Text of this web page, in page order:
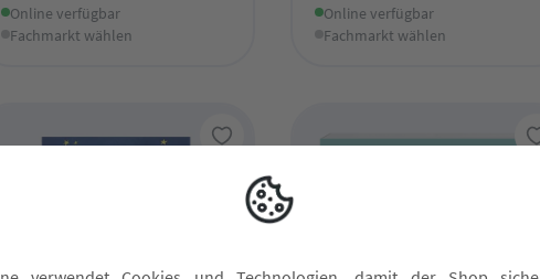
Online verfügbar
Fachmarkt wählen
Online verfügbar
Fachmarkt wählen